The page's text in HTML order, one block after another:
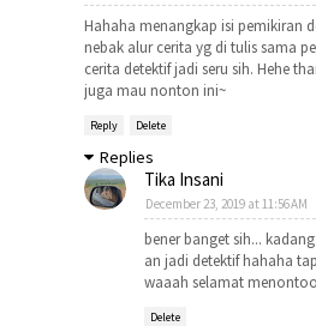
Hahaha menangkap isi pemikiran
nebak alur cerita yg di tulis sama
cerita detektif jadi seru sih. Hehe
juga mau nonton ini~
Reply Delete
Replies
Tika Insani
December 23, 2019 at 11:56 AM
bener banget sih...
an jadi detektif hahaha
waaah selamat
Delete